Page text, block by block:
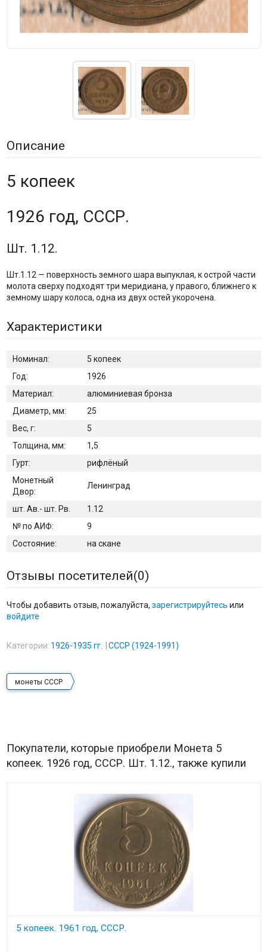
Описание
5 копеек
1926 год, СССР.
Шт. 1.12.
Шт.1.12 — поверхность земного шара выпуклая, к острой части
молота сверху подходят три меридиана, у правого, ближнего к
земному шару колоса, одна из двух остей укорочена.
Характеристики
Номинал:
5 копеек
Год:
1926
Материал:
алюминиевая бронза
Диаметр, мм:
25
Вес, г:
5
Толщина, мм:
1,5
Гурт:
рифлёный
Монетный
Двор:
Ленинград
шт. Ав.- шт. Рв.
1.12
№ по АИФ:
9
Состояние:
на скане
Отзывы посетителей(0)
Чтобы добавить отзыв, пожалуйста, зарегистрируйтесь или
войдите
Категории: 1926-1935 гг. СССР (1924-1991)
монеты СССР
Покупатели, которые приобрели Монета 5
копеек. 1926 год, СССР. Шт. 1.12., также купили
5 копеек. 1961 год, СССР.